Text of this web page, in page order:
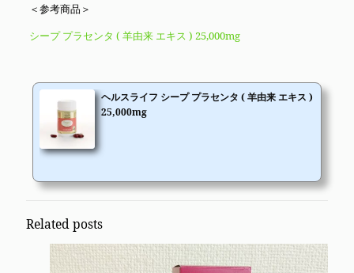
＜参考商品＞
シープ プラセンタ ( 羊由来 エキス ) 25,000mg
ヘルスライフ シープ プラセンタ ( 羊由来 エキス )
25,000mg
Related posts